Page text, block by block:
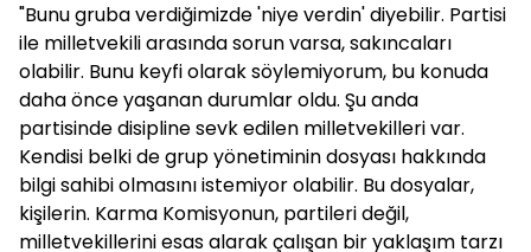
"Bunu gruba verdiğimizde 'niye verdin' diyebilir. Partisi
ile milletvekili arasında sorun varsa, sakıncaları
olabilir. Bunu keyfi olarak söylemiyorum, bu konuda
daha önce yaşanan durumlar oldu. Şu anda
partisinde disipline sevk edilen milletvekilleri var.
Kendisi belki de grup yönetiminin dosyası hakkında
bilgi sahibi olmasını istemiyor olabilir. Bu dosyalar,
kişilerin. Karma Komisyonun, partileri değil,
milletvekillerini esas alarak çalışan bir yaklaşım tarzı